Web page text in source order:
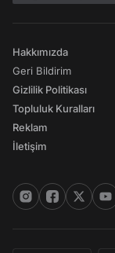
Hakkımızda
Geri Bildirim
Gizlilik Politikası
Topluluk Kuralları
Reklam
İletişim